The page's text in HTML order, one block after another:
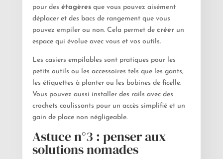
pour des étagèresque vous pouvez aisément
déplacer et des bacs de rangement que vous
pouvez empiler ou non. Cela permet de créerun
espace qui évolue avec vous et vos outils.
Les casiers empilables sont pratiques pour les
petits outils ou les accessoires tels que les gants,
les étiquettes à planter ou les bobines de ficelle.
Vous pouvez aussi installer des rails avec des
crochets coulissants pour un accès simplifié et un
gain de place non négligeable.
Astuce n°3 : penser aux
solutions nomades